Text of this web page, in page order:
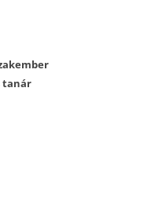
tanár